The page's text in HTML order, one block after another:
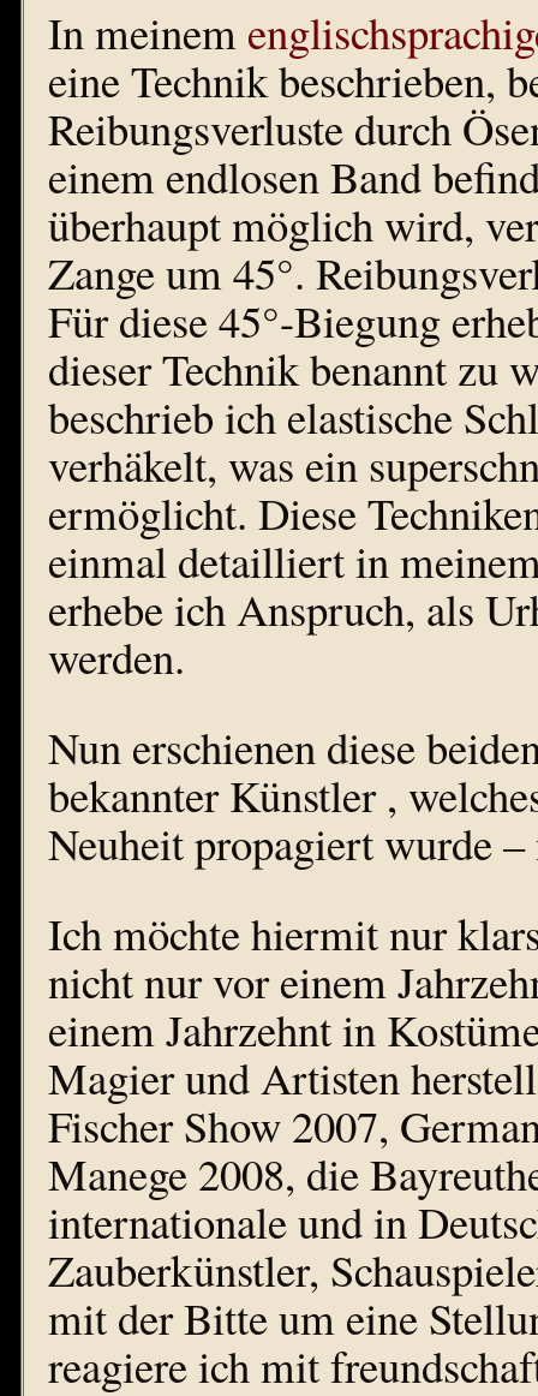
In meinem
eine Technik beschrieben,
Reibungsverluste durch
einem endlosen Band
überhaupt möglich wird,
Zange um 45°.
Für diese 45°-Biegung
dieser Technik benannt zu
beschrieb ich elastische
verhäkelt, was ein
ermöglicht. Diese
einmal detailliert in
erhebe ich Anspruch, als
werden.
Nun erschienen diese
bekannter Künstler ,
Neuheit propagiert wurde
Ich möchte hiermit nur
nicht nur vor einem
einem Jahrzehnt in
Magier und Artisten
Fischer Show 2007,
Manege 2008, die
internationale und in
Zauberkünstler,
mit der Bitte um eine
reagiere ich mit